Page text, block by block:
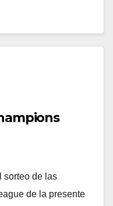
sorteo de las
de la presente